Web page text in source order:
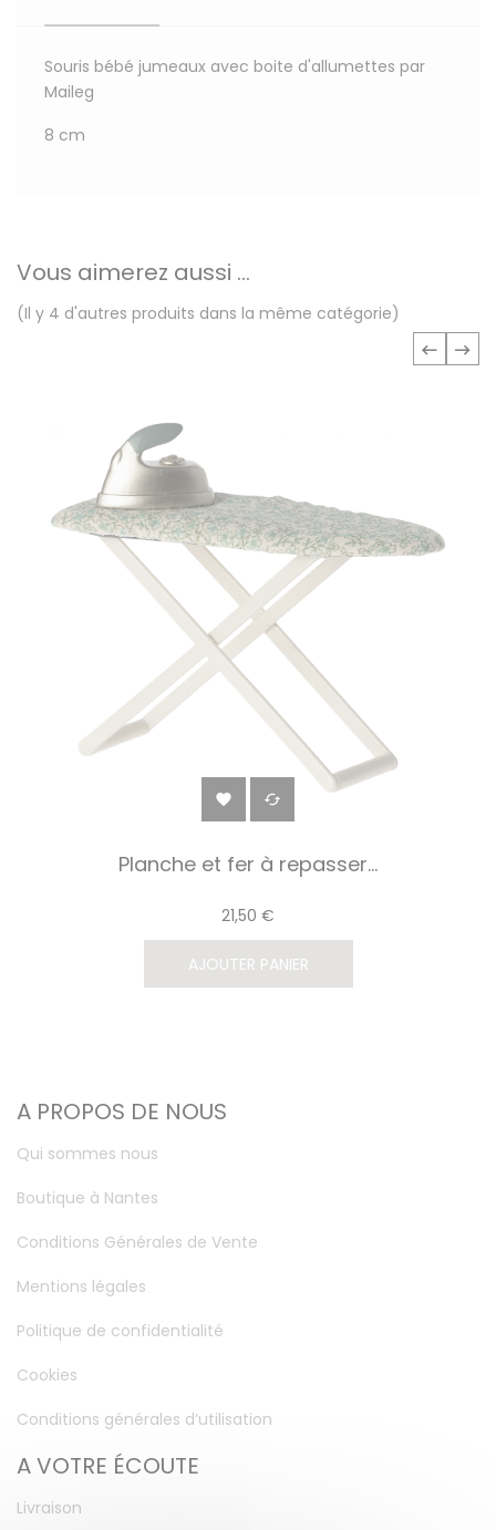
Souris bébé jumeaux avec boite d'allumettes par
Maileg
8 cm
Vous aimerez aussi ...
(Il y 4 d'autres produits dans la même catégorie)
 
Planche et fer à repasser...
21,50 €
AJOUTER PANIER
A PROPOS DE NOUS
Qui sommes nous
Boutique à Nantes
Conditions Générales de Vente
Mentions légales
Politique de confidentialité
Cookies
Conditions générales d’utilisation
A VOTRE ÉCOUTE
Livraison